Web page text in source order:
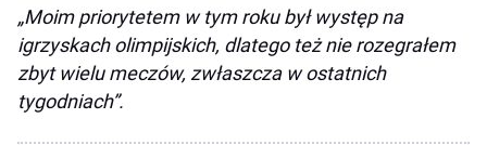
„Moim priorytetem w tym roku był występ na
igrzyskach olimpijskich, dlatego też nie rozegrałem
zbyt wielu meczów, zwłaszcza w ostatnich
tygodniach”.